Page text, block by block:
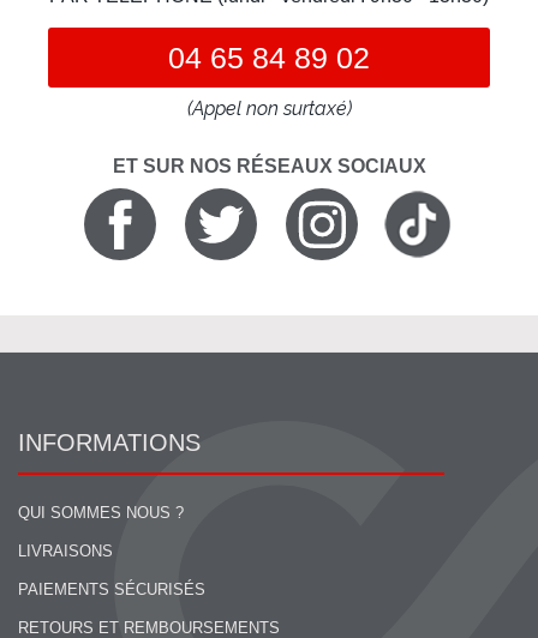
04 65 84 89 02
(Appel non surtaxé)
ET SUR NOS RÉSEAUX SOCIAUX
INFORMATIONS
QUI SOMMES NOUS ?
LIVRAISONS
PAIEMENTS SÉCURISÉS
RETOURS ET REMBOURSEMENTS